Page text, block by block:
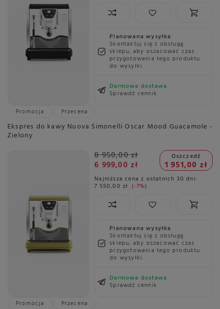
Planowana wysyłka
Skontaktuj się z obsługą
sklepu, aby oszacować czas
przygotowania tego produktu
do wysyłki.
Darmowa dostawa
Sprawdź cennik
Promocja
Przecena
Ekspres do kawy Nuova Simonelli Oscar Mood Guacamole -
Zielony
8 950,00 zł
6 999,00 zł
Oszczedź
1 951,00 zł
Najniższa cena z ostatnich 30 dni:
7 550,00 zł -7%
Planowana wysyłka
Skontaktuj się z obsługą
sklepu, aby oszacować czas
przygotowania tego produktu
do wysyłki.
Darmowa dostawa
Sprawdź cennik
Promocja
Przecena